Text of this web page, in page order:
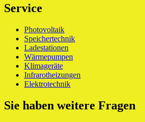
Service
Photovoltaik
Speichertechnik
Ladestationen
Wärmepumpen
Klimageräte
Infrarotheizungen
Elektrotechnik
Sie haben weitere Fragen